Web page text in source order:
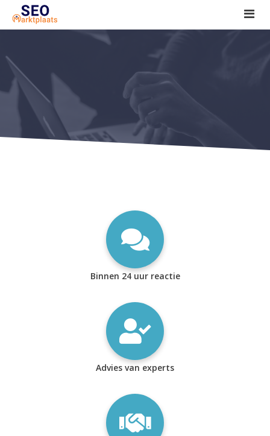
SEO tools reviews
Marketeer bij jou in de buurt?
Offerte
1. Seo voor beginners +
2. Onderzoeken +
Binnen 24 uur reactie
Advies van experts